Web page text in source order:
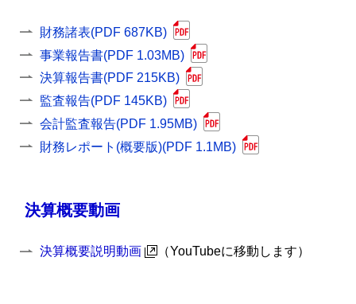
財務諸表(PDF 687KB)
事業報告書(PDF 1.03MB)
決算報告書(PDF 215KB)
監査報告(PDF 145KB)
会計監査報告(PDF 1.95MB)
財務レポート(概要版)(PDF 1.1MB)
決算概要動画
決算概要説明動画 （YouTubeに移動します）